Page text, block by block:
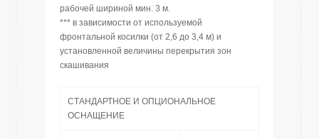
рабочей шириной мин. 3 м.
*** в зависимости от используемой
фронтальной косилки (от 2,6 до 3,4 м) и
установленной величины перекрытия зон
скашивания
СТАНДАРТНОЕ И ОПЦИОНАЛЬНОЕ
ОСНАЩЕНИЕ